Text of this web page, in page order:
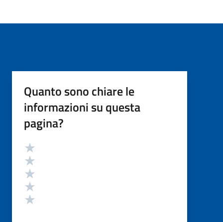
Quanto sono chiare le
informazioni su questa
pagina?
Valutazione